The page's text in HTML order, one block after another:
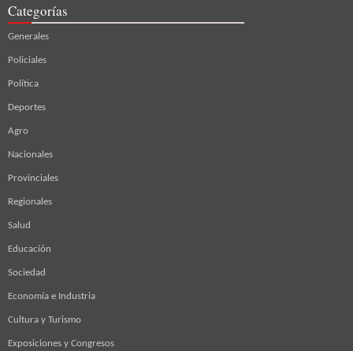
Categorías
Generales
Policiales
Política
Deportes
Agro
Nacionales
Provinciales
Regionales
Salud
Educación
Sociedad
Economía e Industria
Cultura y Turismo
Exposiciones y Congresos